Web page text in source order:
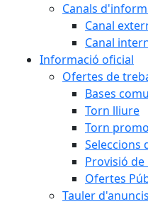
Canals
Canal
Canal
Informació oficial
Ofertes de
Bases
Torn lliure
Torn
Seleccions
Provisió de
Ofertes
Tauler d'anuncis